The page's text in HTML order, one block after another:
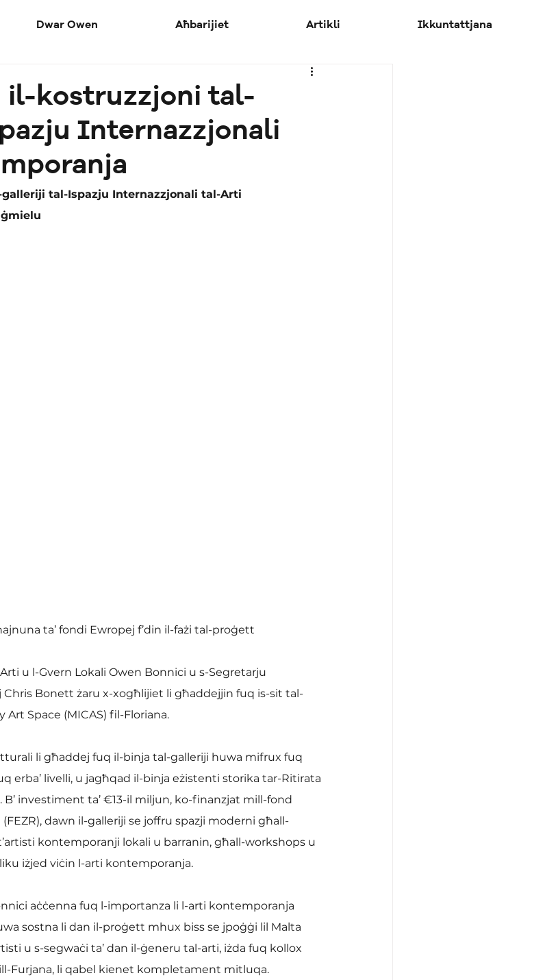
Dwar Owen Aħbarijiet Artikli Ikkuntattjana
kostruzzjoni tal-
Internazzjonali
tal-Ispazju Internazzjonali tal-Arti
ta’ fondi Ewropej f’din il-fażi tal-proġett
u l-Gvern Lokali Owen Bonnici u s-Segretarju
Bonett żaru x-xogħlijiet li għaddejjin fuq is-sit tal-
Space (MICAS) fil-Floriana.
li għaddej fuq il-binja tal-galleriji huwa mifrux fuq
erba’ livelli, u jagħqad il-binja eżistenti storika tar-Ritirata
investiment ta’ €13-il miljun, ko-finanzjat mill-fond
dawn il-galleriji se joffru spazji moderni għall-
kontemporanji lokali u barranin, għall-workshops u
iżjed viċin l-arti kontemporanja.
aċċenna fuq l-importanza li l-arti kontemporanja
sostna li dan il-proġett mhux biss se jpoġġi lil Malta
u s-segwaċi ta’ dan il-ġeneru tal-arti, iżda fuq kollox
Furjana, li qabel kienet kompletament mitluqa.